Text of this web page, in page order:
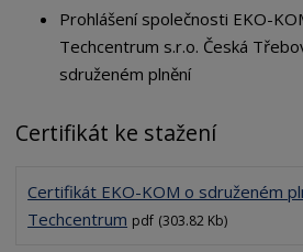
Prohlášení společnosti EKO-
Techcentrum s.r.o. Česká
sdruženém plnění
Certifikát ke stažení
Certifikát EKO-KOM o sdruženém
Techcentrum pdf (303.82 Kb)